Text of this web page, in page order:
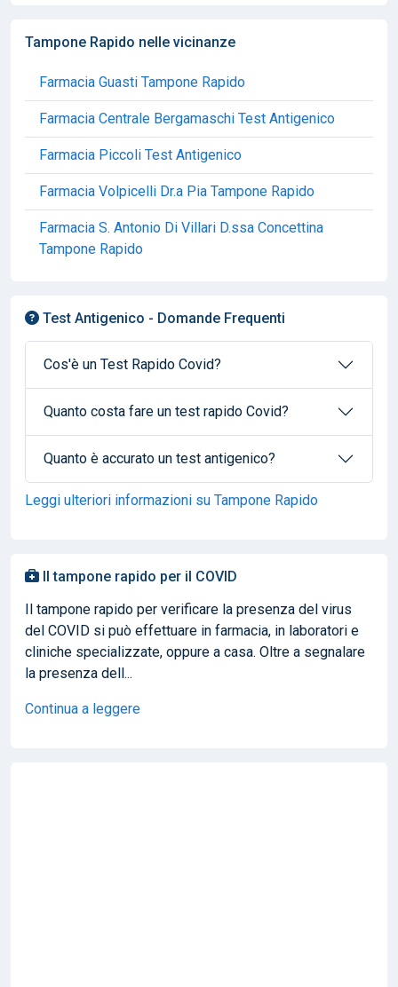
Tampone Rapido nelle vicinanze
Farmacia Guasti Tampone Rapido
Farmacia Centrale Bergamaschi Test Antigenico
Farmacia Piccoli Test Antigenico
Farmacia Volpicelli Dr.a Pia Tampone Rapido
Farmacia S. Antonio Di Villari D.ssa Concettina
Tampone Rapido
Test Antigenico - Domande Frequenti
Cos'è un Test Rapido Covid?
Quanto costa fare un test rapido Covid?
Quanto è accurato un test antigenico?
Leggi ulteriori informazioni su Tampone Rapido
Il tampone rapido per il COVID
Il tampone rapido per verificare la presenza del virus
del COVID si può effettuare in farmacia, in laboratori e
cliniche specializzate, oppure a casa. Oltre a segnalare
la presenza dell...
Continua a leggere